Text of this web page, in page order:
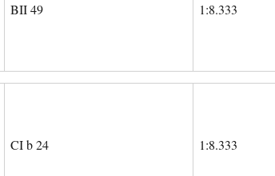
BII 49
1:8.333
CI b 24
1:8.333